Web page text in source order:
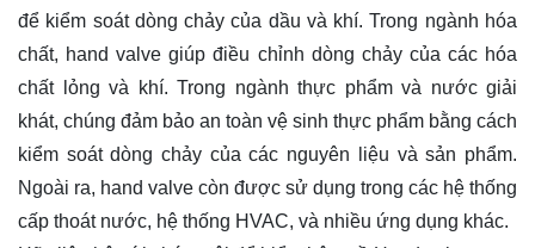
để kiểm soát dòng chảy của dầu và khí. Trong ngành hóa
chất, hand valve giúp điều chỉnh dòng chảy của các hóa
chất lỏng và khí. Trong ngành thực phẩm và nước giải
khát, chúng đảm bảo an toàn vệ sinh thực phẩm bằng cách
kiểm soát dòng chảy của các nguyên liệu và sản phẩm.
Ngoài ra, hand valve còn được sử dụng trong các hệ thống
cấp thoát nước, hệ thống HVAC, và nhiều ứng dụng khác.